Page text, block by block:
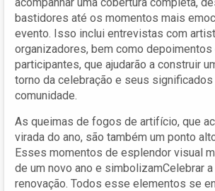
bastidores até os momentos mais
evento. Isso inclui entrevistas com
organizadores, bem como
participantes, que ajudarão a construir
torno da celebração e seus significados
comunidade.
As queimas de fogos de artifício, que
virada do ano, são também um ponto
Esses momentos de esplendor visual
de um novo ano e simbolizamCelebrar
renovação. Todos esse elementos se